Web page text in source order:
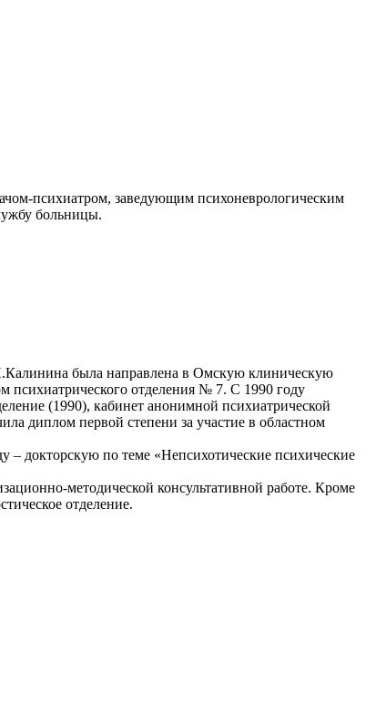
психиатром, заведующим психоневрологическим
больницы.
была направлена в Омскую клиническую
психиатрического отделения № 7. С 1990 году
(1990), кабинет анонимной психиатрической
диплом первой степени за участие в областном
– докторскую по теме «Непсихотические психические
методической консультативной работе. Кроме
отделение.